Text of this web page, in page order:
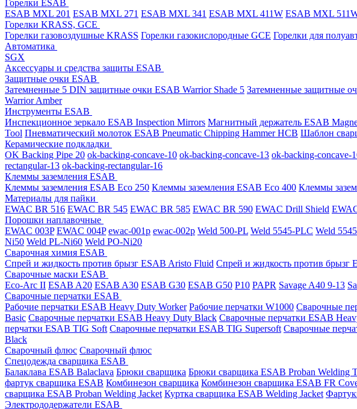
Горелки ESAB
ESAB MXL 201 ESAB MXL 271 ESAB MXL 341 ESAB MXL 411W ESAB MXL
Горелки KRASS, GCE
Горелки газовоздушные KRASS Горелки газокислородные GCE Горелки для
Автоматика
SGX
Аксессуары и средства защиты ESAB
Защитные очки ESAB
Затемненные 5 DIN защитные очки ESAB Warrior Shade 5 Затемненные защитные
Warrior Amber
Инструменты ESAB
Инспекционное зеркало ESAB Inspection Mirrors Магнитный держатель ESAB
Tool Пневматический молоток ESAB Pneumatic Chipping Hammer HCB Шаблон
Керамические подкладки
OK Backing Pipe 20 ok-backing-concave-10 ok-backing-concave-13 ok-backing-concave-
rectangular-13 ok-backing-rectangular-16
Клеммы заземления ESAB
Клеммы заземления ESAB Eco 250 Клеммы заземления ESAB Eco 400 Клеммы
Материалы для пайки
EWAC BR 516 EWAC BR 545 EWAC BR 585 EWAC BR 590 EWAC Drill Shield
Порошки наплавочные
EWAC 003P EWAC 004P ewac-001p ewac-002p Weld 500-PL Weld 5545-PLC Weld
Ni50 Weld PL-Ni60 Weld PO-Ni20
Сварочная химия ESAB
Спрей и жидкость против брызг ESAB Aristo Fluid Спрей и жидкость против брызг
Сварочные маски ESAB
Eco-Arc II ESAB A20 ESAB A30 ESAB G30 ESAB G50 P10 PAPR Savage A40 9-13
Сварочные перчатки ESAB
Рабочие перчатки ESAB Heavy Duty Worker Рабочие перчатки W1000 Сварочные
Basic Сварочные перчатки ESAB Heavy Duty Black Сварочные перчатки ESAB
перчатки ESAB TIG Soft Сварочные перчатки ESAB TIG Supersoft Сварочные
Black
Сварочный флюс Сварочный флюс
Спецодежда сварщика ESAB
Балаклава ESAB Balaclava Брюки сварщика Брюки сварщика ESAB Proban Welding
фартук сварщика ESAB Комбинезон сварщика Комбинезон сварщика ESAB FR
сварщика ESAB Proban Welding Jacket Куртка сварщика ESAB Welding Jacket
Электрододержатели ESAB